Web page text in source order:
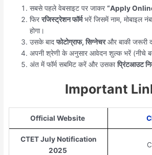
सबसे पहले वेबसाइट पर जाकर“Apply
फिररजिस्ट्रेशन फॉर्मभरें जिसमें नाम, मोबाइल
होगा।
उसके बादफोटोग्राफ, सिग्नेचरऔर बाकी जरूरी
अपनी श्रेणी के अनुसार आवेदन शुल्क भरें (नीचे
अंत में फॉर्म सबमिट करें और उसकाप्रिंटआउट
Important
Official Website
CTET July Notification
2025